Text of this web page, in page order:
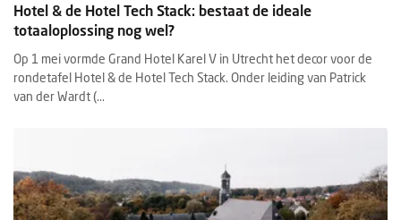
Hotel & de Hotel Tech Stack: bestaat de ideale
totaaloplossing nog wel?
Op 1 mei vormde Grand Hotel Karel V in Utrecht het decor voor de
rondetafel Hotel & de Hotel Tech Stack. Onder leiding van Patrick
van der Wardt (...